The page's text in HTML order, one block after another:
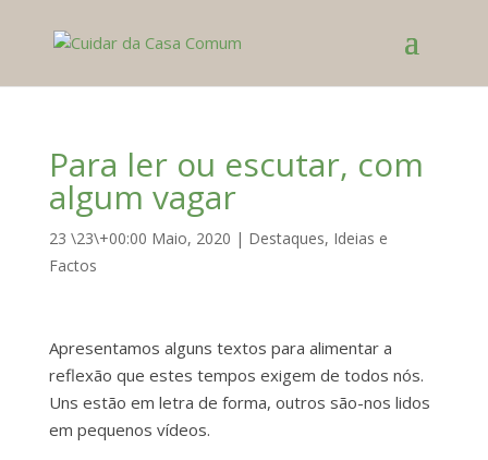
Para ler ou escutar, com
algum vagar
23 \23\+00:00 Maio, 2020 | Destaques, Ideias e
Factos
Apresentamos alguns textos para alimentar a
reflexão que estes tempos exigem de todos nós.
Uns estão em letra de forma, outros são-nos lidos
em pequenos vídeos.